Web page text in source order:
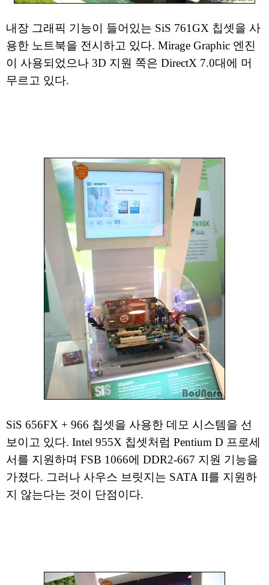
내장 그래픽 기능이 들어있는 SiS 761GX 칩셋을 사
용한 노트북을 전시하고 있다. Mirage Graphic 엔진
이 사용되었으나 3D 지원 쪽은 DirectX 7.0대에 머
무르고 있다.
SiS 656FX + 966 칩셋을 사용한 데모 시스템을 선
보이고 있다. Intel 955X 칩셋처럼 Pentium D 프로세
서를 지원하며 FSB 1066에 DDR2-667 지원 기능을
가졌다. 그러나 사우스 브릿지는 SATA II를 지원하
지 않는다는 것이 단점이다.